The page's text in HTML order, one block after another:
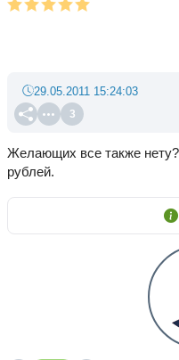
3
29.05.2011 15:24:03
Желающих все также
рублей.